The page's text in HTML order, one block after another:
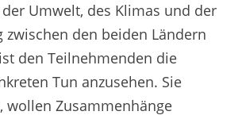
Umwelt, des Klimas und der
zwischen den beiden Ländern
den Teilnehmenden die
Tun anzusehen. Sie
wollen Zusammenhänge